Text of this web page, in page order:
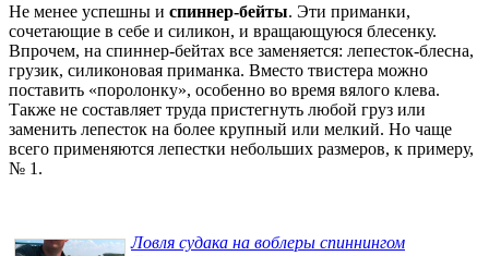
Не менее успешны и спиннер-бейты. Эти приманки,
сочетающие в себе и силикон, и вращающуюся блесенку.
Впрочем, на спиннер-бейтах все заменяется: лепесток-блесна,
грузик, силиконовая приманка. Вместо твистера можно
поставить «поролонку», особенно во время вялого клева.
Также не составляет труда пристегнуть любой груз или
заменить лепесток на более крупный или мелкий. Но чаще
всего применяются лепестки небольших размеров, к примеру,
№ 1.
Ловля судака на воблеры спиннингом